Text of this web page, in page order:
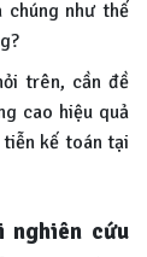
chúng như thế
trên, cần đề
cao hiệu quả
kế toán tại
nghiên cứu